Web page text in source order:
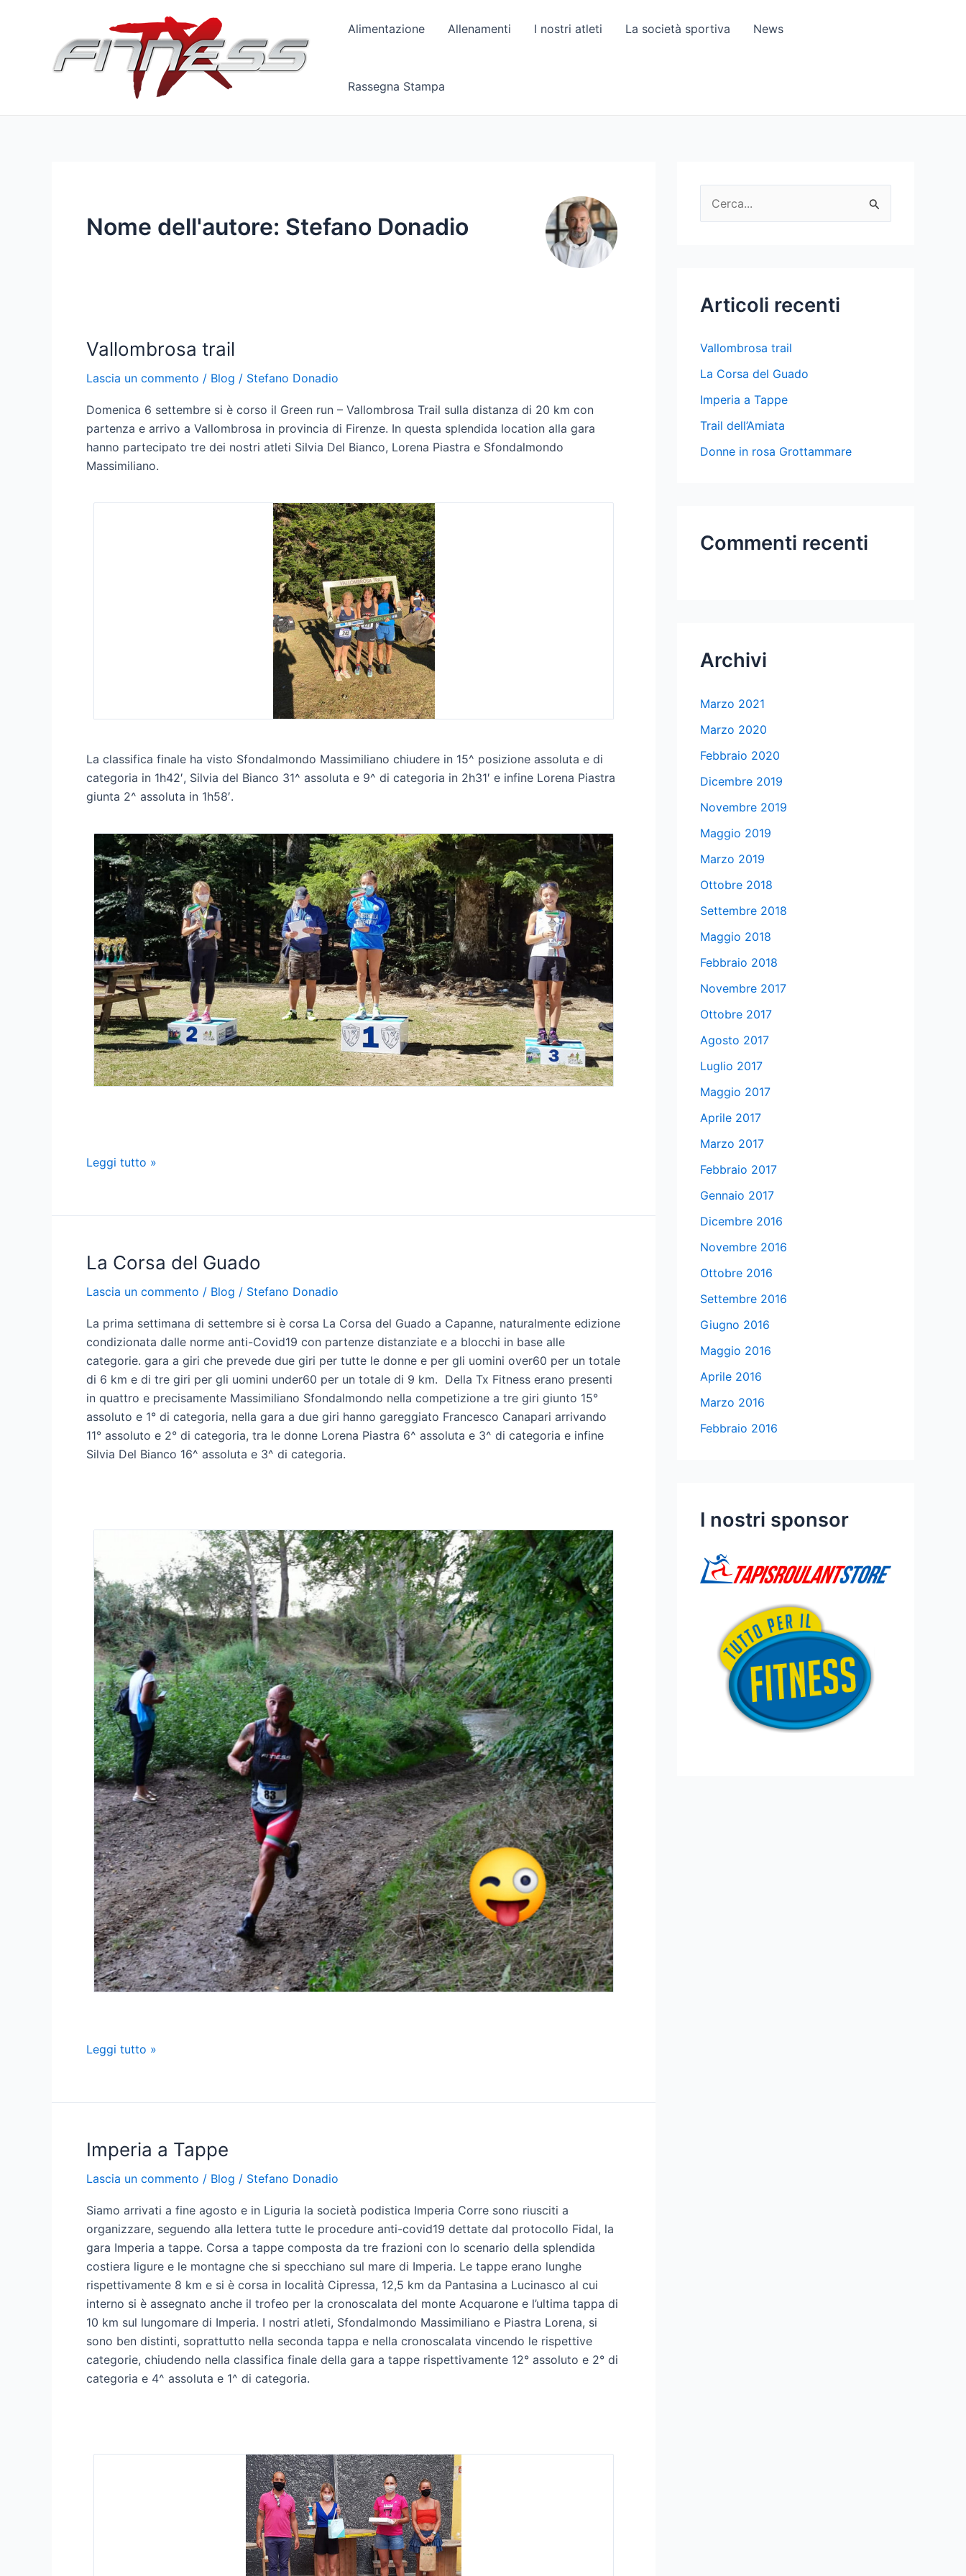
Alimentazione Allenamenti I nostri atleti La società sportiva News
Rassegna Stampa
Nome dell'autore: Stefano Donadio
Vallombrosa trail
Lascia un commento / Blog / Stefano Donadio
Domenica 6 settembre si è corso il Green run – Vallombrosa Trail sulla distanza di 20 km con
partenza e arrivo a Vallombrosa in provincia di Firenze. In questa splendida location alla gara
hanno partecipato tre dei nostri atleti Silvia Del Bianco, Lorena Piastra e Sfondalmondo
Massimiliano.
La classifica finale ha visto Sfondalmondo Massimiliano chiudere in 15^ posizione assoluta e di
categoria in 1h42′, Silvia del Bianco 31^ assoluta e 9^ di categoria in 2h31′ e infine Lorena Piastra
giunta 2^ assoluta in 1h58′.
Vallombrosa
Leggi tutto »
La Corsa del Guado
Lascia un commento / Blog / Stefano Donadio
La prima settimana di settembre si è corsa La Corsa del Guado a Capanne, naturalmente edizione
condizionata dalle norme anti-Covid19 con partenze distanziate e a blocchi in base alle
categorie. gara a giri che prevede due giri per tutte le donne e per gli uomini over60 per un totale
di 6 km e di tre giri per gli uomini under60 per un totale di 9 km. Della Tx Fitness erano presenti
in quattro e precisamente Massimiliano Sfondalmondo nella competizione a tre giri giunto 15°
assoluto e 1° di categoria, nella gara a due giri hanno gareggiato Francesco Canapari arrivando
11° assoluto e 2° di categoria, tra le donne Lorena Piastra 6^ assoluta e 3^ di categoria e infine
Silvia Del Bianco 16^ assoluta e 3^ di categoria.
La
Guado
Leggi tutto »
Imperia a Tappe
Lascia un commento / Blog / Stefano Donadio
Siamo arrivati a fine agosto e in Liguria la società podistica Imperia Corre sono riusciti a
organizzare, seguendo alla lettera tutte le procedure anti-covid19 dettate dal protocollo Fidal, la
gara Imperia a tappe. Corsa a tappe composta da tre frazioni con lo scenario della splendida
costiera ligure e le montagne che si specchiano sul mare di Imperia. Le tappe erano lunghe
rispettivamente 8 km e si è corsa in località Cipressa, 12,5 km da Pantasina a Lucinasco al cui
interno si è assegnato anche il trofeo per la cronoscalata del monte Acquarone e l’ultima tappa di
10 km sul lungomare di Imperia. I nostri atleti, Sfondalmondo Massimiliano e Piastra Lorena, si
sono ben distinti, soprattutto nella seconda tappa e nella cronoscalata vincendo le rispettive
categorie, chiudendo nella classifica finale della gara a tappe rispettivamente 12° assoluto e 2° di
categoria e 4^ assoluta e 1^ di categoria.
e
:Articoli recenti
Vallombrosa trail
La Corsa del Guado
Imperia a Tappe
Trail dell’Amiata
Donne in rosa Grottammare
Commenti recenti
Archivi
Marzo 2021
Marzo 2020
Febbraio 2020
Dicembre 2019
Novembre 2019
Maggio 2019
Marzo 2019
Ottobre 2018
Settembre 2018
Maggio 2018
Febbraio 2018
Novembre 2017
Ottobre 2017
Agosto 2017
Luglio 2017
Maggio 2017
Aprile 2017
Marzo 2017
Febbraio 2017
Gennaio 2017
Dicembre 2016
Novembre 2016
Ottobre 2016
Settembre 2016
Giugno 2016
Maggio 2016
Aprile 2016
Marzo 2016
Febbraio 2016
I nostri sponsor